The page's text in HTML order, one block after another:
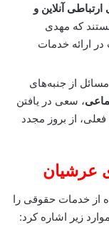
آنلاین و
که مهدی
ارائه خدمات
از جنبه‌های
، سعی در یافتن
از بروز مجدد
عرشیان
از خدمات حقوقی را
زیر اشاره کرد: